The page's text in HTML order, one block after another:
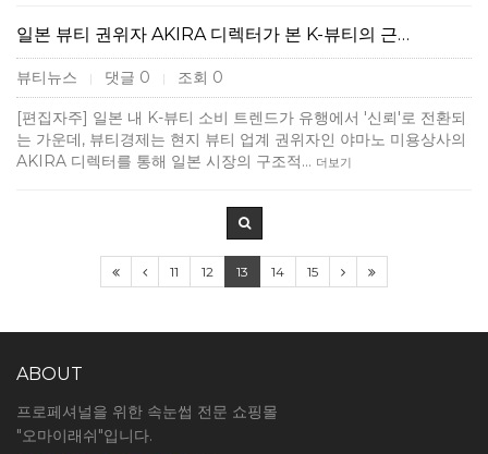
일본 뷰티 권위자 AKIRA 디렉터가 본 K-뷰티의 근…
뷰티뉴스 | 댓글 0 | 조회 0
[편집자주] 일본 내 K-뷰티 소비 트렌드가 유행에서 '신뢰'로 전환되
는 가운데, 뷰티경제는 현지 뷰티 업계 권위자인 야마노 미용상사의
AKIRA 디렉터를 통해 일본 시장의 구조적… 더보기
11 12 13 14 15
ABOUT
프로페셔널을 위한 속눈썹 전문 쇼핑몰
"오마이래쉬"입니다.